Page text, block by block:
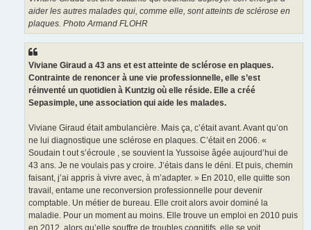
aider les autres malades qui, comme elle, sont atteints de sclérose en
plaques. Photo Armand FLOHR
Viviane Giraud a 43 ans et est atteinte de sclérose en plaques.
Contrainte de renoncer à une vie professionnelle, elle s’est
réinventé un quotidien à Kuntzig où elle réside. Elle a créé
Sepasimple, une association qui aide les malades.
Viviane Giraud était ambulancière. Mais ça, c’était avant. Avant qu’on
ne lui diagnostique une sclérose en plaques. C’était en 2006. «
Soudain t out s’écroule , se souvient la Yussoise âgée aujourd’hui de
43 ans. Je ne voulais pas y croire. J’étais dans le déni. Et puis, chemin
faisant, j’ai appris à vivre avec, à m’adapter. » En 2010, elle quitte son
travail, entame une reconversion professionnelle pour devenir
comptable. Un métier de bureau. Elle croit alors avoir dominé la
maladie. Pour un moment au moins. Elle trouve un emploi en 2010 puis
en 2012, alors qu’elle souffre de troubles cognitifs, elle se voit